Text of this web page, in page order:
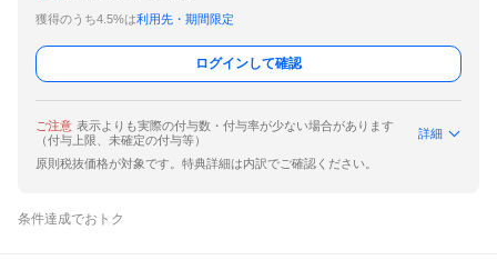
獲得のうち4.5%は利用先・期間限定
ログインして確認
ご注意 表示よりも実際の付与数・付与率が少ない場合があります
（付与上限、未確定の付与等）
詳細
原則税抜価格が対象です。特典詳細は内訳でご確認ください。
条件達成でおトク